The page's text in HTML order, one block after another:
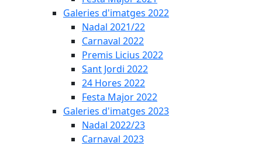
Galeries d'imatges 2022
Nadal 2021/22
Carnaval 2022
Premis Licius 2022
Sant Jordi 2022
24 Hores 2022
Festa Major 2022
Galeries d'imatges 2023
Nadal 2022/23
Carnaval 2023